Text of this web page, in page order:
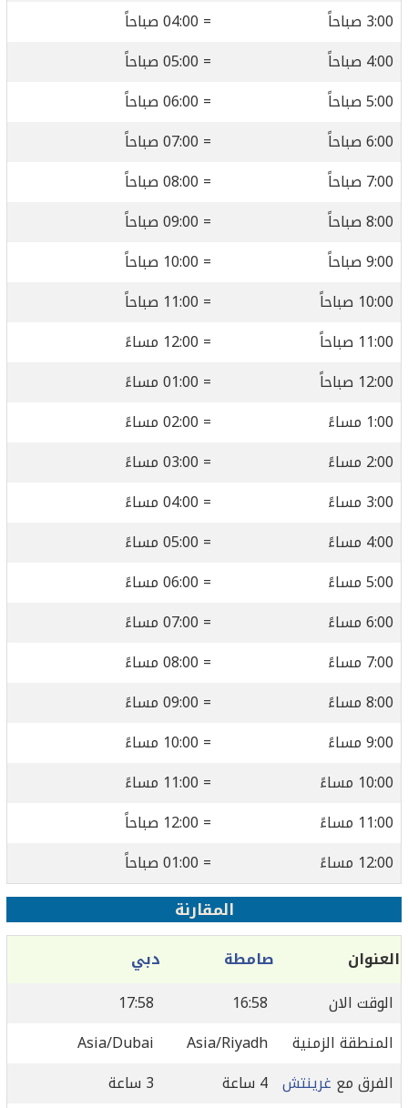
3:00 صباحاً
= 04:00 صباحاً
4:00 صباحاً
= 05:00 صباحاً
5:00 صباحاً
= 06:00 صباحاً
6:00 صباحاً
= 07:00 صباحاً
7:00 صباحاً
= 08:00 صباحاً
8:00 صباحاً
= 09:00 صباحاً
9:00 صباحاً
= 10:00 صباحاً
10:00 صباحاً
= 11:00 صباحاً
11:00 صباحاً
= 12:00 مساءً
12:00 صباحاً
= 01:00 مساءً
1:00 مساءً
= 02:00 مساءً
2:00 مساءً
= 03:00 مساءً
3:00 مساءً
= 04:00 مساءً
4:00 مساءً
= 05:00 مساءً
5:00 مساءً
= 06:00 مساءً
6:00 مساءً
= 07:00 مساءً
7:00 مساءً
= 08:00 مساءً
8:00 مساءً
= 09:00 مساءً
9:00 مساءً
= 10:00 مساءً
10:00 مساءً
= 11:00 مساءً
11:00 مساءً
= 12:00 صباحاً
12:00 مساءً
= 01:00 صباحاً
المقارنة
العنوان صامطة
دبي
الوقت الان
16:58
17:58
المنطقة الزمنية
Asia/Riyadh
Asia/Dubai
الفرق مع غرينتش 4 ساعة
3 ساعة